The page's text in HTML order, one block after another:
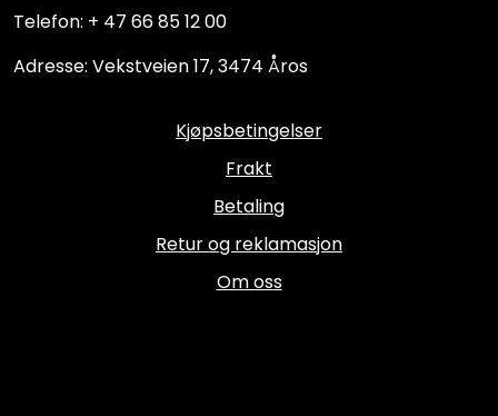
Telefon: + 47 66 85 12 00
Adresse: Vekstveien 17, 3474 Åros
Kjøpsbetingelser
Frakt
Betaling
Retur og reklamasjon
Om oss